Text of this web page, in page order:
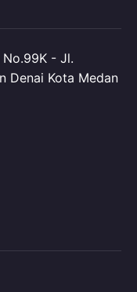
No.99K - Jl.
Denai Kota Medan